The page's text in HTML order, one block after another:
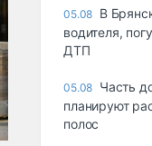
05.08 В
водителя,
ДТП
05.08 Часть
планируют
полос